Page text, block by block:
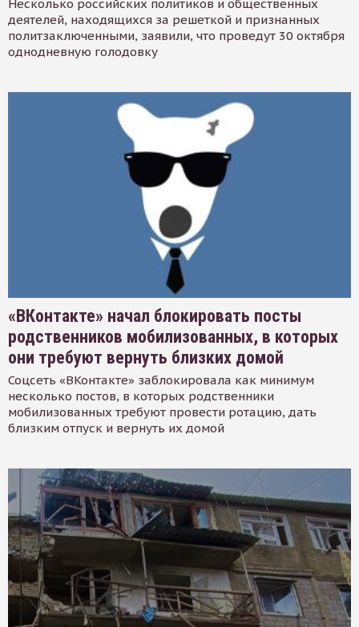
Несколько российских политиков и общественных
деятелей, находящихся за решеткой и признанных
политзаключенными, заявили, что проведут 30 октября
однодневную голодовку
«ВКонтакте» начал блокировать посты
родственников мобилизованных, в которых
они требуют вернуть близких домой
Соцсеть «ВКонтакте» заблокировала как минимум
несколько постов, в которых родственники
мобилизованных требуют провести ротацию, дать
близким отпуск и вернуть их домой